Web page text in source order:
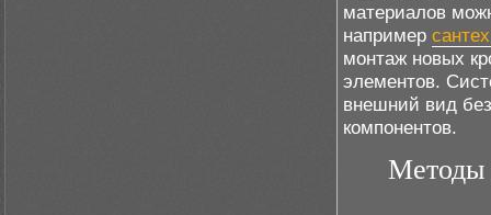
материалов
например
монтаж новых
элементов.
внешний вид
компонентов.
Методы